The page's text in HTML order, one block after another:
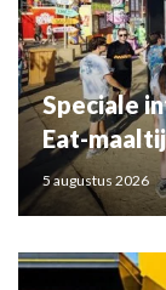
Speciale
Eat-
5 augustus 2026